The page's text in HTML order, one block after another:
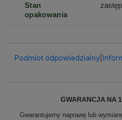
Stan
opakowania
Podmiot odpowiedzialny|
GWARANCJA NA
Gwarantujemy naprawę lub